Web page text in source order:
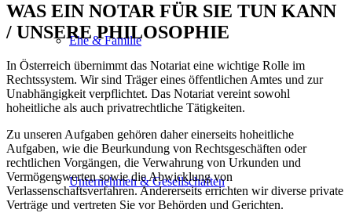
Ehe & Familie
Unternehmen & Gesellschaften
WAS EIN NOTAR FÜR SIE TUN KANN
/ UNSERE PHILOSOPHIE
In Österreich übernimmt das Notariat eine wichtige Rolle im
Rechtssystem. Wir sind Träger eines öffentlichen Amtes und zur
Unabhängigkeit verpflichtet. Das Notariat vereint sowohl
hoheitliche als auch privatrechtliche Tätigkeiten.
Zu unseren Aufgaben gehören daher einerseits hoheitliche
Aufgaben, wie die Beurkundung von Rechtsgeschäften oder
rechtlichen Vorgängen, die Verwahrung von Urkunden und
Vermögenswerten sowie die Abwicklung von
Verlassenschaftsverfahren. Andererseits errichten wir diverse private
Verträge und vertreten Sie vor Behörden und Gerichten.